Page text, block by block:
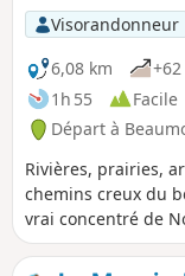
Visorandonneur
6,08 km
1h 55
Facile
Départ à
Rivières, prairies,
chemins creux du
vrai concentré de
balade tranquille
découvertes : des